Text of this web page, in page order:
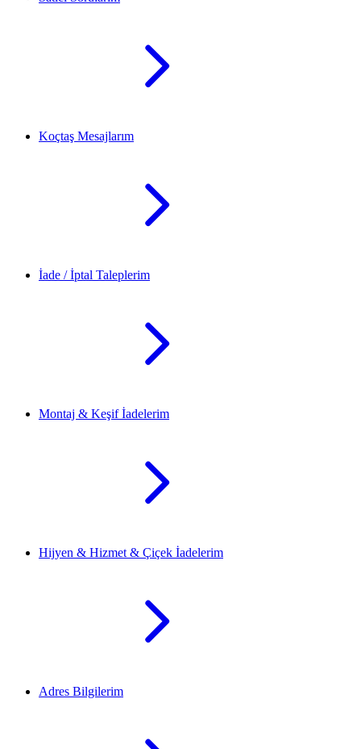
Koçtaş Mesajlarım
İade / İptal Taleplerim
Montaj & Keşif İadelerim
Hijyen & Hizmet & Çiçek İadelerim
Adres Bilgilerim